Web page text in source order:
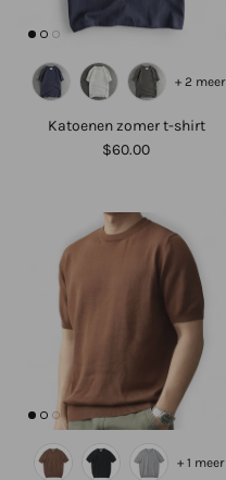
Katoenen zomer t-shirt
$60.00
+ 2 meer
+ 1 meer